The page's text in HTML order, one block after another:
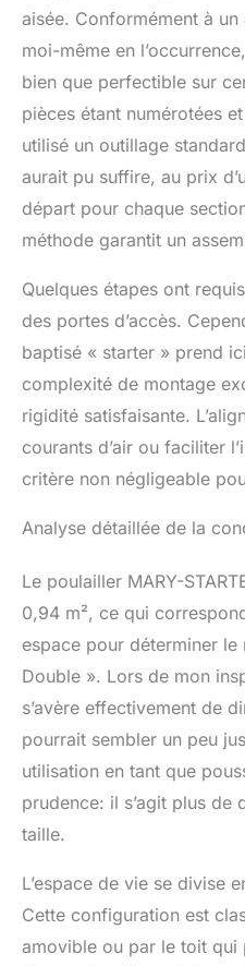
aisée. Conformément à un
moi-même en
bien que perfectible sur
pièces étant numérotées
utilisé un outillage
aurait pu suffire, au prix
départ pour chaque
méthode garantit un
Quelques étapes ont
des portes d’accès.
baptisé « starter » prend
complexité de montage
rigidité satisfaisante.
courants d’air ou faciliter
critère non négligeable
Analyse détaillée de la
Le poulailler MARY-
0,94 m², ce qui
espace pour déterminer le
Double ». Lors de mon
s’avère effectivement de
pourrait sembler un peu
utilisation en tant que
prudence: il s’agit plus
taille.
L’espace de vie se divise
Cette configuration est
amovible ou par le toit qui